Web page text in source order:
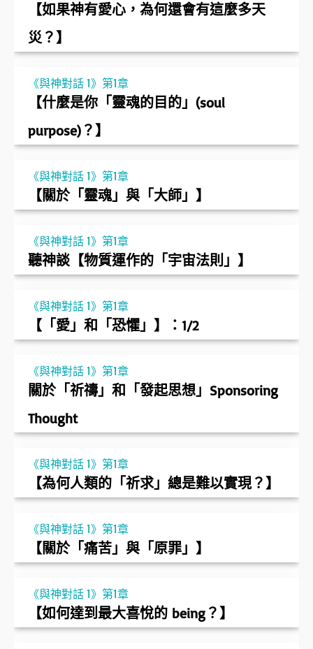
【如果神有愛心，為何還會有這麼多天
災？】
《與神對話 1》第1章
【什麼是你「靈魂的目的」(soul
purpose)？】
《與神對話 1》第1章
【關於「靈魂」與「大師」】
《與神對話 1》第1章
聽神談【物質運作的「宇宙法則」】
《與神對話 1》第1章
【「愛」和「恐懼」】：1/2
《與神對話 1》第1章
關於「祈禱」和「發起思想」Sponsoring
Thought
《與神對話 1》第1章
【為何人類的「祈求」總是難以實現？】
《與神對話 1》第1章
【關於「痛苦」與「原罪」】
《與神對話 1》第1章
【如何達到最大喜悅的 being？】